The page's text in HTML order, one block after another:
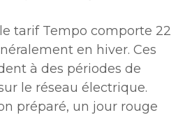
tarif Tempo comporte 22
en hiver. Ces
à des périodes de
le réseau électrique.
préparé, un jour rouge